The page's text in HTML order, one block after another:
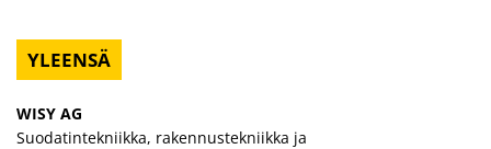
YLEENSÄ
WISY AG
Suodatintekniikka, rakennustekniikka ja